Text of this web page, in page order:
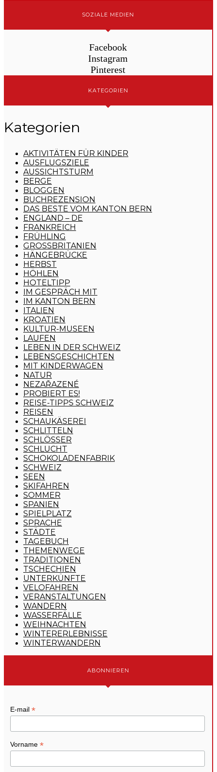
SOZIALE MEDIEN
Facebook
Instagram
Pinterest
KATEGORIEN
Kategorien
AKTIVITÄTEN FÜR KINDER
AUSFLUGSZIELE
AUSSICHTSTURM
BERGE
BLOGGEN
BUCHREZENSION
DAS BESTE VOM KANTON BERN
ENGLAND – DE
FRANKREICH
FRÜHLING
GROSSBRITANIEN
HÄNGEBRÜCKE
HERBST
HÖHLEN
HOTELTIPP
IM GESPRÄCH MIT
IM KANTON BERN
ITALIEN
KROATIEN
KULTUR-MUSEEN
LAUFEN
LEBEN IN DER SCHWEIZ
LEBENSGESCHICHTEN
MIT KINDERWAGEN
NATUR
NEZAŘAZENÉ
PROBIERT ES!
REISE-TIPPS SCHWEIZ
REISEN
SCHAUKÄSEREI
SCHLITTELN
SCHLÖSSER
SCHLUCHT
SCHOKOLADENFABRIK
SCHWEIZ
SEEN
SKIFAHREN
SOMMER
SPANIEN
SPIELPLATZ
SPRACHE
STÄDTE
TAGEBUCH
THEMENWEGE
TRADITIONEN
TSCHECHIEN
UNTERKÜNFTE
VELOFAHREN
VERANSTALTUNGEN
WANDERN
WASSERFÄLLE
WEIHNACHTEN
WINTERERLEBNISSE
WINTERWANDERN
ABONNIEREN
E-mail *
Vorname *